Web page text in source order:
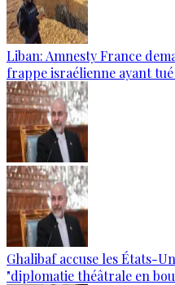
Liban: Amnesty France
frappe israélienne ayant
Ghalibaf accuse les États-
"diplomatie théâtrale en